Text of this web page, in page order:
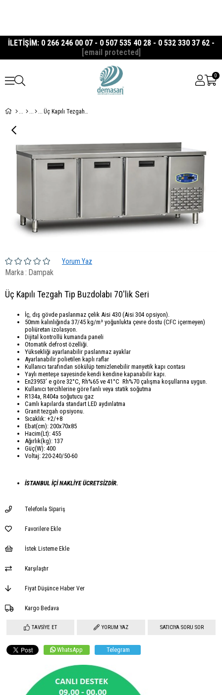
İLETİŞİM: 0 266 246 00 07 - 0 507 535 40 28 - 0 532 330 37 62 -
[email protected]
0
Üç Kapılı Tezgah Tip Buzdolabı 70'lik Seri
Yorum Yaz
Marka: Dampak
Üç Kapılı Tezgah Tip Buzdolabı 70'lik Seri
İç, dış gövde paslanmaz çelik Aisi 430 (Aisi 304 opsiyon).
50mm kalınlığında 37/45 kg/m³ yoğunlukta çevre dostu (CFC içermeyen)
poliüretan izolasyon.
Dijital kontrollü kumanda paneli
Otomatik defrost özelliği.
Yüksekliği ayarlanabilir paslanmaz ayaklar
Ayarlanabilir polietilen kaplı raflar
Kullanıcı tarafından sökülüp temizlenebilir manyetik kapı contası
Yaylı menteşe sayesinde kendi kendine kapanabilir kapı.
En23953’ e göre 32°C, Rh%65 ve 41°C Rh%70 çalışma koşullarına uygun.
Kullanıcı tercihlerine göre fanlı veya statik soğutma
R134a, R404a soğutucu gaz
Camlı kapılarda standart LED aydınlatma
Granit tezgah opsiyonu.
Sıcaklık: +2/+8
Ebat(cm): 200x70x85
Hacim(Lt): 455
Ağırlık(kg): 137
Güç(W): 400
Voltaj: 220-240/50-60
İSTANBUL İÇİ NAKLİYE ÜCRETSİZDİR.
Telefonla Sipariş
Favorilere Ekle
İstek Listeme Ekle
Karşılaştır
Fiyat Düşünce Haber Ver
Kargo Bedava
TAVSIYE ET YORUM YAZ SATICIYA SORU SOR
WhatsApp Telegram